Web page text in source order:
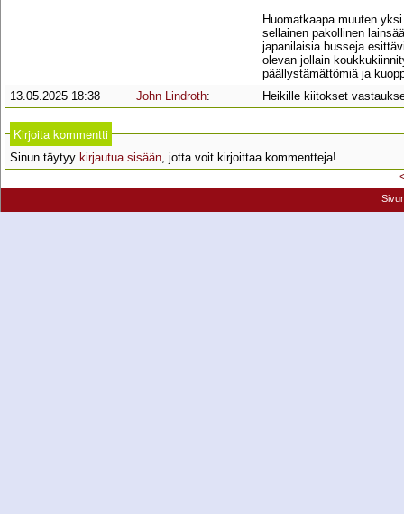
Huomatkaapa muuten
sellainen pakollinen
japanilaisia busseja
olevan jollain
päällystämättömiä ja
13.05.2025 18:38
John Lindroth: Heikille kiitokset
Kirjoita kommentti
Sinun täytyy kirjautua sisään , jotta voit kirjoittaa kommentteja!